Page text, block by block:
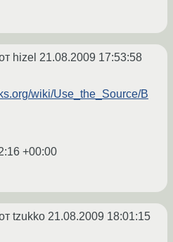
hizel 21.08.2009 17:53:58
wiki/Use_the_Source/B
+00:00
tzukko 21.08.2009 18:01:15